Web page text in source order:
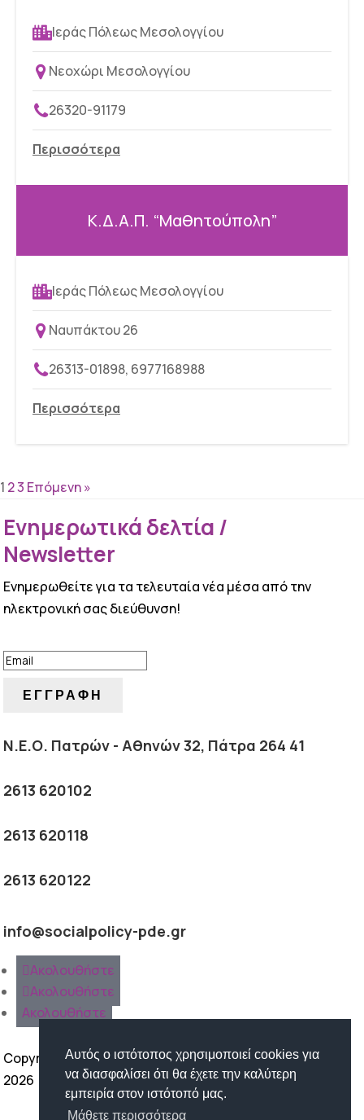
Αυτός ο ιστότοπος χρησιμοποιεί cookies για
να διασφαλίσει ότι θα έχετε την καλύτερη
εμπειρία στον ιστότοπό μας.
Μάθετε περισσότερα
Ιεράς Πόλεως Μεσολογγίου
Νεοχώρι Μεσολογγίου
26320-91179
Περισσότερα
Κ.Δ.Α.Π. “Μαθητούπολη”
Ιεράς Πόλεως Μεσολογγίου
Ναυπάκτου 26
26313-01898, 6977168988
Περισσότερα
1 23 Επόμενη »
Ενημερωτικά δελτία /
Newsletter
Ενημερωθείτε για τα τελευταία νέα μέσα από την
ηλεκτρονική σας διεύθυνση!
ΕΓΓΡΑΦΗ
Ν.Ε.Ο. Πατρών - Αθηνών 32, Πάτρα 264 41
2613 620102
2613 620118
2613 620122
info@socialpolicy-pde.gr
Ακολουθήστε
Ακολουθήστε
Ακολουθήστε
Copyright ©
2026
Όροι Χρήσης | Προστασία